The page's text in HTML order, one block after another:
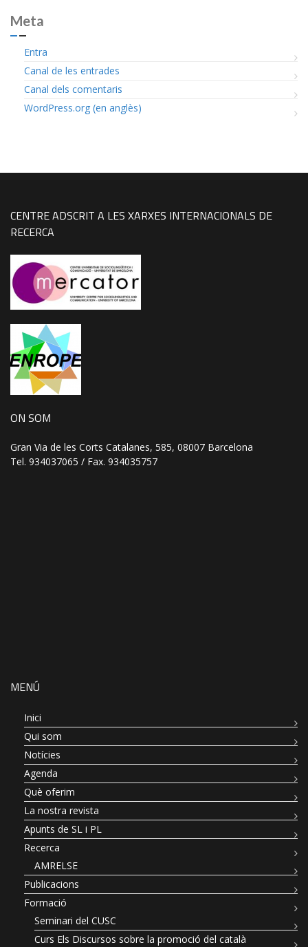
Meta
Entra
Canal de les entrades
Canal dels comentaris
WordPress.org (en anglès)
CENTRE ADSCRIT A LES XARXES INTERNACIONALS DE
RECERCA
ON SOM
Gran Via de les Corts Catalanes, 585, 08007 Barcelona
Tel. 934037065 / Fax. 934035757
MENÚ
Inici
Qui som
Notícies
Agenda
Què oferim
La nostra revista
Apunts de SL i PL
Recerca
AMRELSE
Publicacions
Formació
Seminari del CUSC
Curs Els Discursos sobre la promoció del català